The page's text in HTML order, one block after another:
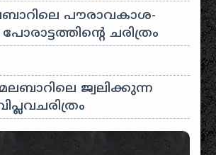
പൗരാവകാശ-
പോരാട്ടത്തിന്റെ ചരിത്രം
ജ്വലിക്കുന്ന